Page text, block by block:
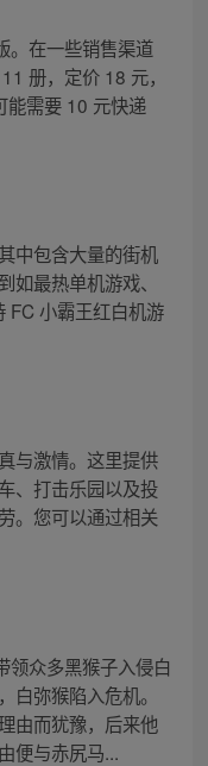
。在一些销售渠道
册，定价 18 元，
能需要 10 元快递
中包含大量的街机
最热单机游戏、
FC 小霸王红白机游
与激情。这里提供
、打击乐园以及投
。您可以通过相关
领众多黑猴子入侵白
白弥猴陷入危机。
由而犹豫，后来他
便与赤尻马...